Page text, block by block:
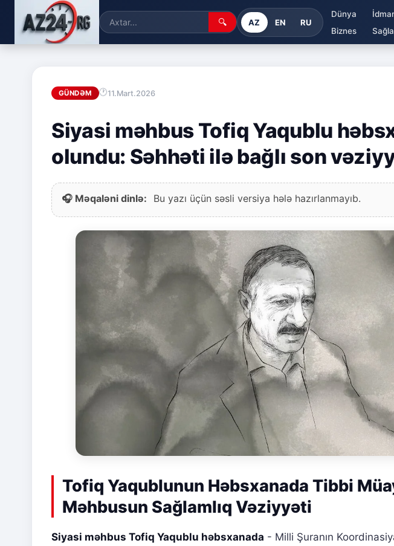
🔍 AZ EN RU
Dünya
Biznes
GÜNDƏM 11.Mart.2026
Siyasi məhbus Tofiq Yaqublu
olundu: Səhhəti ilə bağlı son
🎧 Məqaləni dinlə: Bu yazı üçün səsli versiya hələ hazırlanmayıb.
Tofiq Yaqublunun Həbsxanada Tibbi
Məhbusun Sağlamlıq Vəziyyəti
Siyasi məhbus Tofiq Yaqublu həbsxanada - Milli Şuranın